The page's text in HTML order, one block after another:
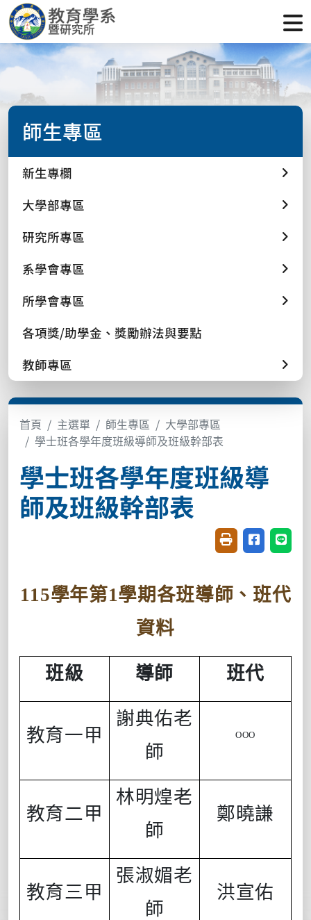
師生專區
新生專欄
大學部專區
研究所專區
系學會專區
所學會專區
各項獎/助學金、獎勵辦法與要點
教師專區
首頁 主選單 師生專區
大學部專區
學士班各學年度班級導師及班級幹部表
學士班各學年度班級導
師及班級幹部表
友善列印(開新視
分享至臉書
分享
115學年第1學期各班導師、班代
資料
班級 導師 班代
教育一甲
謝典佑老
師
OOO
教育二甲
林明煌老
師
鄭曉謙
教育三甲
張淑媚老
師
洪宣佑